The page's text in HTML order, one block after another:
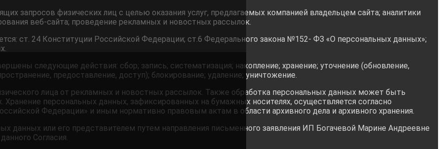
запросов физических лиц с целью оказания услуг, предлагаемых компанией владельцем сайта; аналитики
веб-сайта; проведение рекламных и новостных рассылок.
ст. 24 Конституции Российской Федерации; ст.6 Федерального закона №152- ФЗ «О персональных данных»;
следующие действия: сбор; запись; систематизация; накопление; хранение; уточнение (обновление,
предоставление, доступ); блокирование; удаление; уничтожение.
лица от рекламных и новостных рассылок. Также обработка персональных данных может быть
персональных данных, зафиксированных на бумажных носителях, осуществляется согласно
Федерации» и иным нормативно правовым актам в области архивного дела и архивного хранения.
данных или его представителем путем направления письменного заявления ИП Богачевой Марине Андреевне
Согласия.